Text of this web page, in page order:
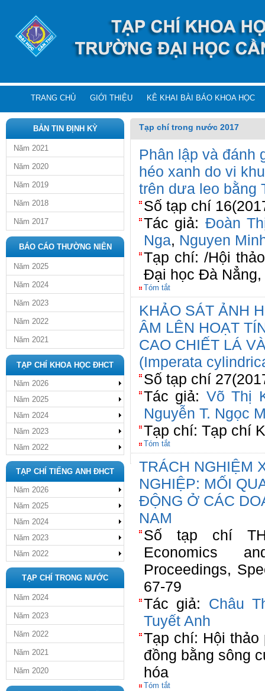
TRANG CHỦ GIỚI THIỆU KÊ KHAI BÀI BÁO KHOA HỌC
BẢN TIN ĐỊNH KỲ
Năm 2021
Năm 2020
Năm 2019
Năm 2018
Năm 2017
BÁO CÁO THƯỜNG NIÊN
Năm 2025
Năm 2024
Năm 2023
Năm 2022
Năm 2021
TẠP CHÍ KHOA HỌC ĐHCT
Năm 2026
Năm 2025
Năm 2024
Năm 2023
Năm 2022
TẠP CHÍ TIẾNG ANH ĐHCT
Năm 2026
Năm 2025
Năm 2024
Năm 2023
Năm 2022
TẠP CHÍ TRONG NƯỚC
Năm 2024
Năm 2023
Năm 2022
Năm 2021
Năm 2020
Tạp chí trong nước 2017
Phân lập và đánh
héo xanh do vi
trên dưa leo bằng
Số tạp chí
Tác giả: Đoàn
Nga, Nguyen
Tạp chí: /Hội
Đại học Đà Nẳng,
Tóm tắt
KHẢO SÁT ẢNH
ÂM LÊN HOẠT
CAO CHIẾT LÁ
(Imperata
Số tạp chí
Tác giả: Võ Thị
Nguyễn T. Ngọc
Tạp chí: Tạp chí
Tóm tắt
TRÁCH NGHIỆM
NGHIỆP: MỐI
ĐỘNG Ở CÁC
NAM
Số tạp chí
Economics
Proceedings,
67-79
Tác giả: Châu
Tuyết Anh
Tạp chí: Hội thảo
đồng bằng sông
hóa
Tóm tắt